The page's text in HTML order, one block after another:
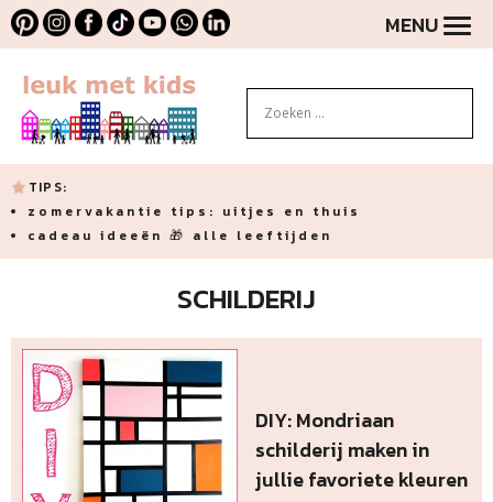
MENU
TIPS:
zomervakantie tips: uitjes en thuis
cadeau ideeën 🎁 alle leeftijden
SCHILDERIJ
DIY: Mondriaan
schilderij maken in
jullie favoriete kleuren